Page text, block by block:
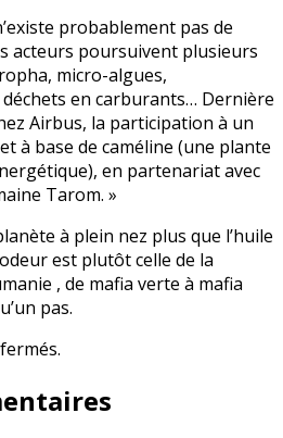
probablement pas de
acteurs poursuivent plusieurs
micro-algues,
en carburants… Dernière
Airbus, la participation à un
à base de caméline (une plante
en partenariat avec
Tarom. »
à plein nez plus que l’huile
est plutôt celle de la
, de mafia verte à mafia
pas.